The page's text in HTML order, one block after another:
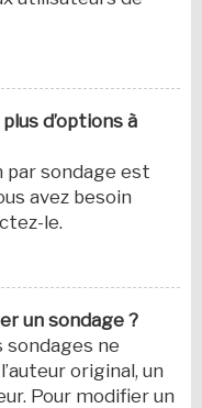
d’options à
par sondage est
avez besoin
le.
un sondage ?
sondages ne
original, un
Pour modifier un